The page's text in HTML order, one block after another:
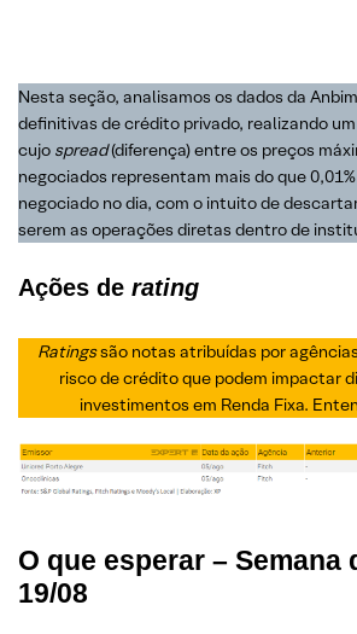
Nesta seção, analisamos os dados da
definitivas de crédito privado, realizando
cujo spread(diferença) entre os preços
negociados representam mais do que
negociado no dia, com o intuito de
serem as operações diretas dentro de
Ações de rating
Ratingssão notas atribuídas por
risco de crédito que podem impactar
investimentos em Renda Fixa.
O que esperar – Semana
19/08